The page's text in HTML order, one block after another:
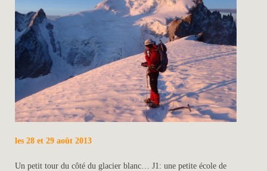
les 28 et 29 août 2013
Un petit tour du côté du glacier blanc… J1: une petite école de